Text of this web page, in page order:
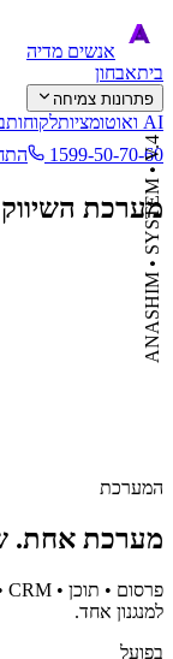
אנשים מדיה
ביתאבחון
פתרונות צמיחה
AI ואוטומציות לקוחות
1599-50-70-60
מערכת
ANASHIM • SYSTEM • V.4
המערכת
מערכת אחת.
למנגנון אחד.
בפועל